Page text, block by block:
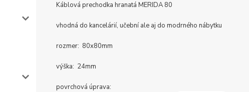
Káblová prechodka hranatá MERIDA 80
vhodná do kancelárií, učební ale aj do modrného nábytku
rozmer: 80x80mm
výška: 24mm
povrchová úprava: